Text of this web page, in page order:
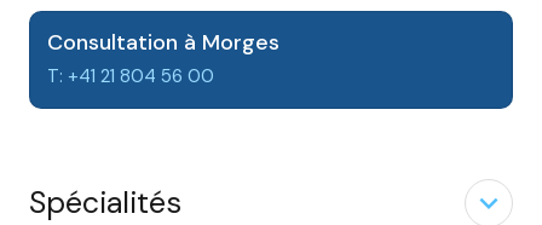
Consultation à Morges
T: +41 21 804 56 00
Spécialités expand_less